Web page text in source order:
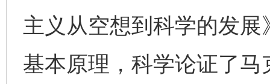
主义从空想到科学的发
基本原理，科学论证了